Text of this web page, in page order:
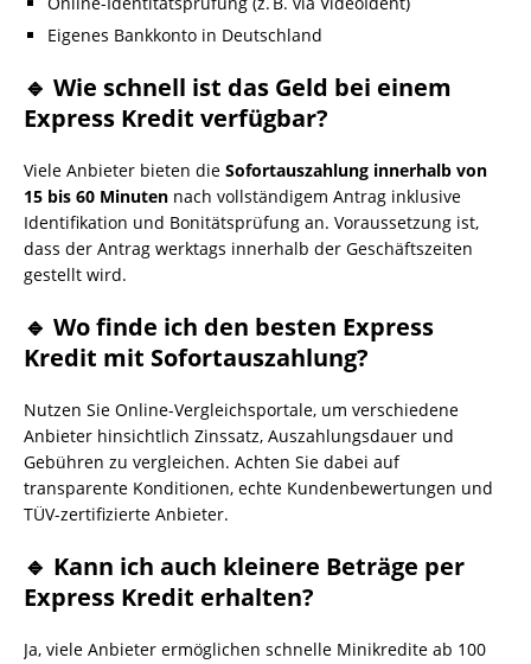
Eigenes Bankkonto in Deutschland
🔹 Wie schnell ist das Geld bei einem
Express Kredit verfügbar?
Viele Anbieter bieten die Sofortauszahlung innerhalb von
15 bis 60 Minuten nach vollständigem Antrag inklusive
Identifikation und Bonitätsprüfung an. Voraussetzung ist,
dass der Antrag werktags innerhalb der Geschäftszeiten
gestellt wird.
🔹 Wo finde ich den besten Express
Kredit mit Sofortauszahlung?
Nutzen Sie Online-Vergleichsportale, um verschiedene
Anbieter hinsichtlich Zinssatz, Auszahlungsdauer und
Gebühren zu vergleichen. Achten Sie dabei auf
transparente Konditionen, echte Kundenbewertungen und
TÜV-zertifizierte Anbieter.
🔹 Kann ich auch kleinere Beträge per
Express Kredit erhalten?
Ja, viele Anbieter ermöglichen schnelle Minikredite ab 100